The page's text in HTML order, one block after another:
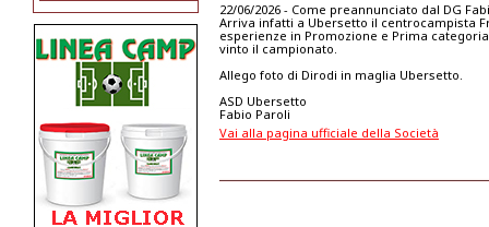
22/06/2026 - Come preannunciato dal DG
Arriva infatti a Ubersetto il centrocampista
esperienze in Promozione e Prima
vinto il campionato.
Allego foto di Dirodi in maglia Ubersetto.
ASD Ubersetto
Fabio Paroli
Vai alla pagina ufficiale della Società